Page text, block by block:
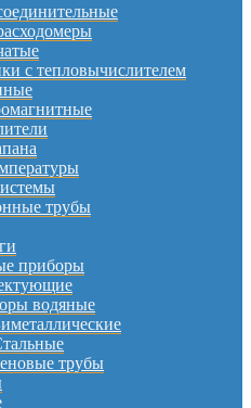
с тепловычислителем
трубы
приборы
водяные
трубы